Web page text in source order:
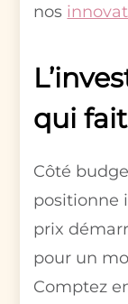
nos
qui
Côté
positionne
prix
pour un
Comptez